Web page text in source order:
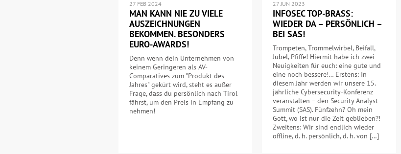
27 FEB 2024
MAN KANN NIE ZU VIELE
AUSZEICHNUNGEN
BEKOMMEN. BESONDERS
EURO-AWARDS!
Denn wenn dein Unternehmen von
keinem Geringeren als AV-
Comparatives zum "Produkt des
Jahres" gekürt wird, steht es außer
Frage, dass du persönlich nach Tirol
fährst, um den Preis in Empfang zu
nehmen!
27 JUN 2023
INFOSEC TOP-BRASS:
WIEDER DA – PERSÖNLICH –
BEI SAS!
Trompeten, Trommelwirbel, Beifall,
Jubel, Pfiffe! Hiermit habe ich zwei
Neuigkeiten für euch: eine gute und
eine noch bessere!… Erstens: In
diesem Jahr werden wir unsere 15.
jährliche Cybersecurity-Konferenz
veranstalten – den Security Analyst
Summit (SAS). Fünfzehn? Oh mein
Gott, wo ist nur die Zeit geblieben?!
Zweitens: Wir sind endlich wieder
offline, d. h. persönlich, d. h. von […]